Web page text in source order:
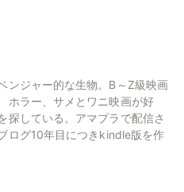
ンジャー的な生物。B～Z級映画
ホラー、サメとワニ映画が好
探している。アマプラで配信さ
ログ10年目につきkindle版を作